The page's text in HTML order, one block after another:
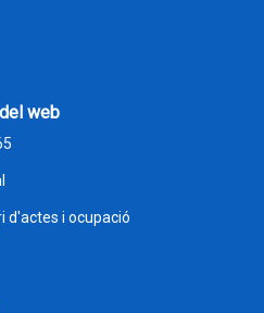
web
d'actes i ocupació